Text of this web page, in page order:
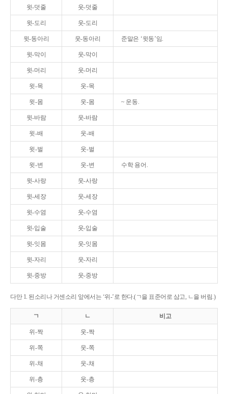
윗-덧줄 웃-덧줄
윗-도리 웃-도리
윗-동아리 웃-동아리 준말은 ‘윗동’임.
윗-막이 웃-막이
윗-머리 웃-머리
윗-목 웃-목
윗-몸 웃-몸 ~ 운동.
윗-바람 웃-바람
윗-배 웃-배
윗-벌 웃-벌
윗-변 웃-변 수학 용어.
윗-사랑 웃-사랑
윗-세장 웃-세장
윗-수염 웃-수염
윗-입술 웃-입술
윗-잇몸 웃-잇몸
윗-자리 웃-자리
윗-중방 웃-중방
다만 1. 된소리나 거센소리 앞에서는 ‘위-’로 한다.(ㄱ을 표준어로 삼고, ㄴ을 버림.)
ㄱ ㄴ 비고
위-짝 웃-짝
위-쪽 웃-쪽
위-채 웃-채
위-층 웃-층